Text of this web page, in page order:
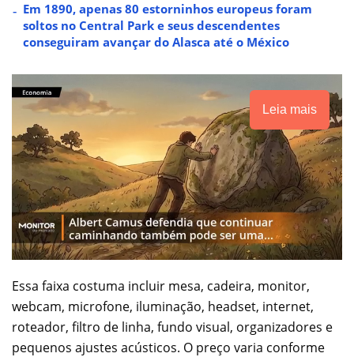
Em 1890, apenas 80 estorninhos europeus foram
soltos no Central Park e seus descendentes
conseguiram avançar do Alasca até o México
Leia mais
Essa faixa costuma incluir mesa, cadeira, monitor,
webcam, microfone, iluminação, headset, internet,
roteador, filtro de linha, fundo visual, organizadores e
pequenos ajustes acústicos. O preço varia conforme